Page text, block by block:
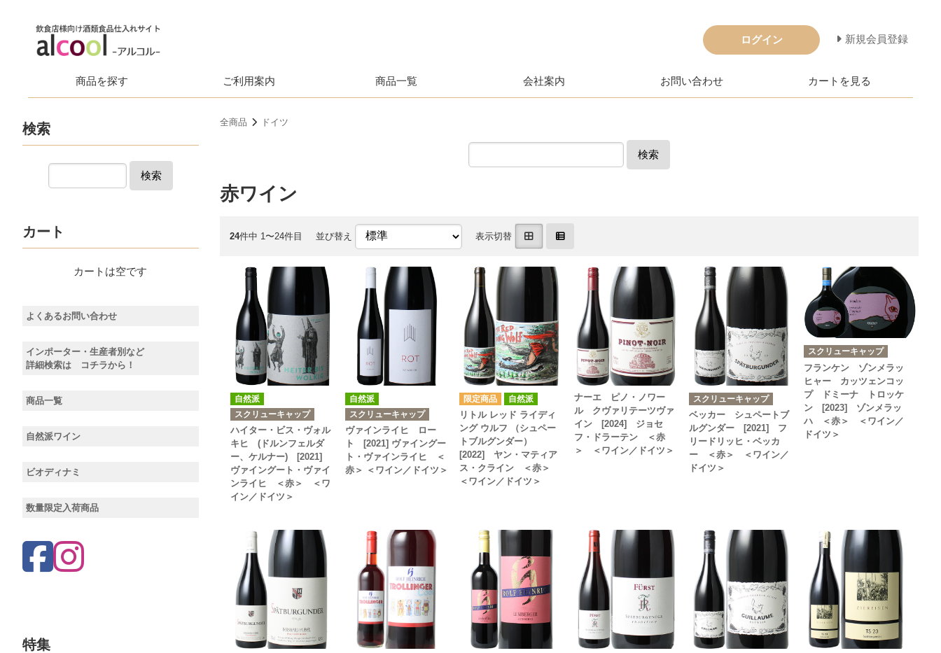
ログイン 新規会員登録
商品を探す ご利用案内 商品一覧 会社案内 お問い合わせ カートを見る
全商品 ドイツ
検索
赤ワイン
24件中 1〜24件目 並び替え 表示切替
自然派
スクリューキャップ
ハイター・ビス・ヴォル
キヒ (ドルンフェルダ
ー、ケルナー) [2021]
ヴァイングート・ヴァイ
ンライヒ ＜赤＞ ＜ワ
イン／ドイツ＞
自然派
スクリューキャップ
ヴァインライヒ ロー
ト [2021] ヴァイングー
ト・ヴァインライヒ ＜
赤＞ ＜ワイン／ドイツ＞
自然派
リトル レッド ライディ
ング ウルフ （シュペー
トブルグンダー）
[2022] ヤン・マティア
ス・クライン ＜赤＞
＜ワイン／ドイツ＞
ナーエ ピノ・ノワー
ル クヴァリテーツヴァ
イン [2024] ジョセ
フ・ドラーテン ＜赤
＞ ＜ワイン／ドイツ＞
スクリューキャップ
ベッカー シュペートブ
ルグンダー [2021] フ
リードリッヒ・ベッカ
ー ＜赤＞ ＜ワイン／
ドイツ＞
スクリューキャップ
フランケン ゾンメラッ
ヒャー カッツェンコッ
プ ドミーナ トロッケ
ン [2023] ゾンメラッ
ハ ＜赤＞ ＜ワイン／
ドイツ＞
検索
検索
カート
カートは空です
よくあるお問い合わせ
インポーター・生産者別など
詳細検索は コチラから！
商品一覧
自然派ワイン
ビオディナミ
数量限定入荷商品
特集